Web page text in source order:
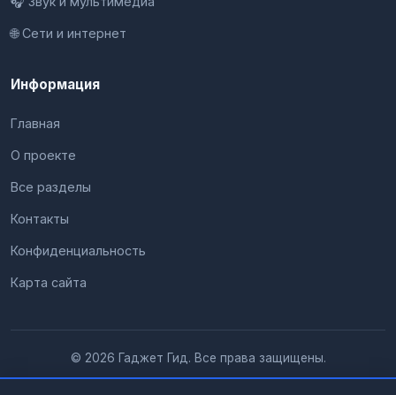
🌐 Сети и интернет
Информация
Главная
О проекте
Все разделы
Контакты
Конфиденциальность
Карта сайта
© 2026 Гаджет Гид. Все права защищены.